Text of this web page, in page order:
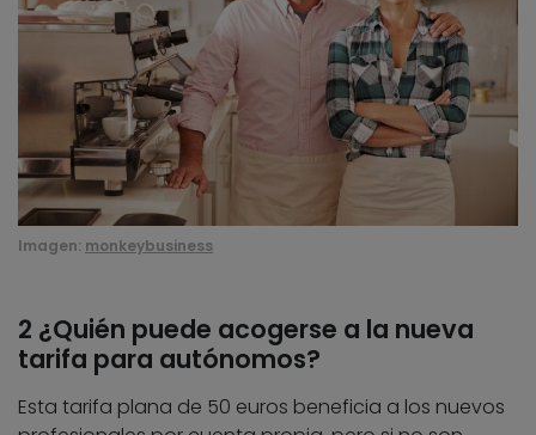
Imagen: monkeybusiness
2 ¿Quién puede acogerse a la nueva
tarifa para autónomos?
Esta tarifa plana de 50 euros beneficia a los nuevos